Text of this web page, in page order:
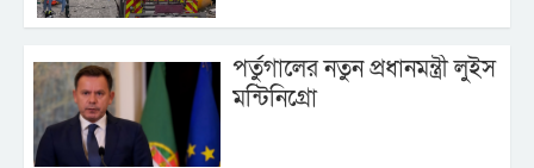
পর্তুগালের নতুন প্রধানমন্ত্রী লুইস
মন্টিনিগ্রো